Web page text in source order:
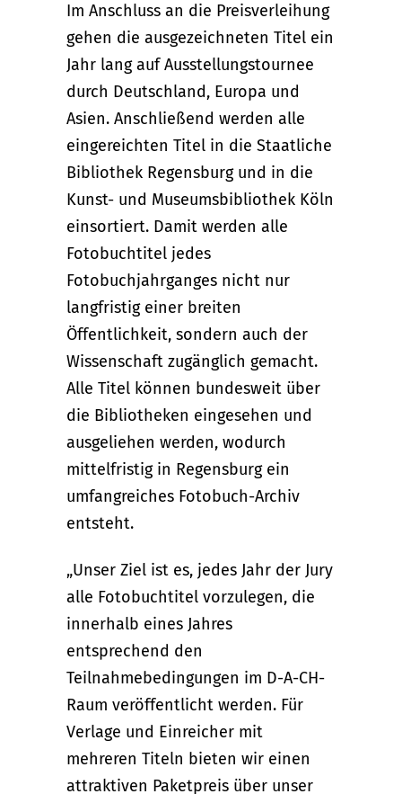
Im Anschluss an die Preisverleihung
gehen die ausgezeichneten Titel ein
Jahr lang auf Ausstellungstournee
durch Deutschland, Europa und
Asien. Anschließend werden alle
eingereichten Titel in die Staatliche
Bibliothek Regensburg und in die
Kunst- und Museumsbibliothek Köln
einsortiert. Damit werden alle
Fotobuchtitel jedes
Fotobuchjahrganges nicht nur
langfristig einer breiten
Öffentlichkeit, sondern auch der
Wissenschaft zugänglich gemacht.
Alle Titel können bundesweit über
die Bibliotheken eingesehen und
ausgeliehen werden, wodurch
mittelfristig in Regensburg ein
umfangreiches Fotobuch-Archiv
entsteht.
„Unser Ziel ist es, jedes Jahr der Jury
alle Fotobuchtitel vorzulegen, die
innerhalb eines Jahres
entsprechend den
Teilnahmebedingungen im D-A-CH-
Raum veröffentlicht werden. Für
Verlage und Einreicher mit
mehreren Titeln bieten wir einen
attraktiven Paketpreis über unser